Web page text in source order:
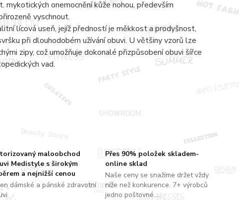
maloobchod
Medistyle s širokým
a nejnižší cenou
dámské a pánské zdravotní
Přes 90% položek skladem-
online sklad
Naše ceny se snažíme držet vždy
níže než konkurence. 7+ výrobců
jedno poštovné....
mykotických onemocnění kůže nohou, především
vyschnout.
lícová useň, jejíž předností je měkkost a prodyšnost,
při dlouhodobém užívání obuvi. U většiny vzorů lze
zipy, což umožňuje dokonalé přizpůsobení obuvi šířce
vad.